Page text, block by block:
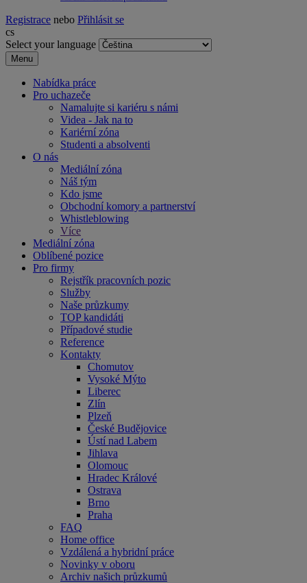
Registrace nebo Přihlásit se
cs
Select your language
Menu
Nabídka práce
Pro uchazeče
Namalujte si kariéru s námi
Videa - Jak na to
Kariérní zóna
Studenti a absolventi
O nás
Mediální zóna
Náš tým
Kdo jsme
Obchodní komory a partnerství
Whistleblowing
Více
Mediální zóna
Oblíbené pozice
Pro firmy
Rejstřík pracovních pozic
Služby
Naše průzkumy
TOP kandidáti
Případové studie
Reference
Kontakty
Chomutov
Vysoké Mýto
Liberec
Zlín
Plzeň
České Budějovice
Ústí nad Labem
Jihlava
Olomouc
Hradec Králové
Ostrava
Brno
Praha
FAQ
Home office
Vzdálená a hybridní práce
Novinky v oboru
Archiv našich průzkumů